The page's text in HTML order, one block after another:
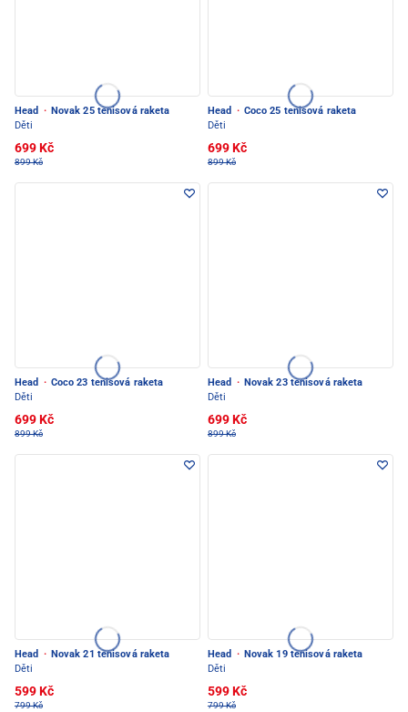
Head · Novak 25 tenisová raketa
Děti
699 Kč
899 Kč
Head · Coco 25 tenisová raketa
Děti
699 Kč
899 Kč
Head · Coco 23 tenisová raketa
Děti
699 Kč
899 Kč
Head · Novak 23 tenisová raketa
Děti
699 Kč
899 Kč
Head · Novak 21 tenisová raketa
Děti
599 Kč
799 Kč
Head · Novak 19 tenisová raketa
Děti
599 Kč
799 Kč